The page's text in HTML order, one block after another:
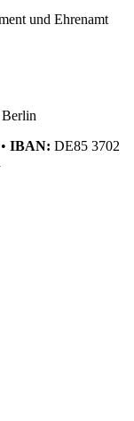
• IBAN: DE85 3702